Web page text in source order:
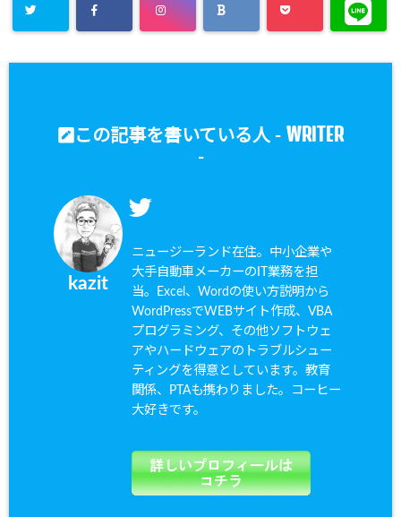
この記事を書いている人 - WRITER
-
kazit
ニュージーランド在住。中小企業や
大手自動車メーカーのIT業務を担
当。Excel、Wordの使い方説明から
WordPressでWEBサイト作成、VBA
プログラミング、その他ソフトウェ
アやハードウェアのトラブルシュー
ティングを得意としています。教育
関係、PTAも携わりました。コーヒー
大好きです。